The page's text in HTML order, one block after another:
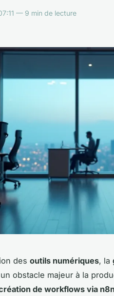
— 9 min de lecture
des outils numériques, la
obstacle majeur à la
de workflows via